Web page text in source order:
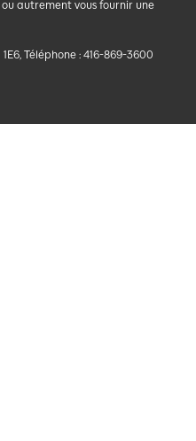
autrement vous fournir une
Téléphone : 416-869-3600